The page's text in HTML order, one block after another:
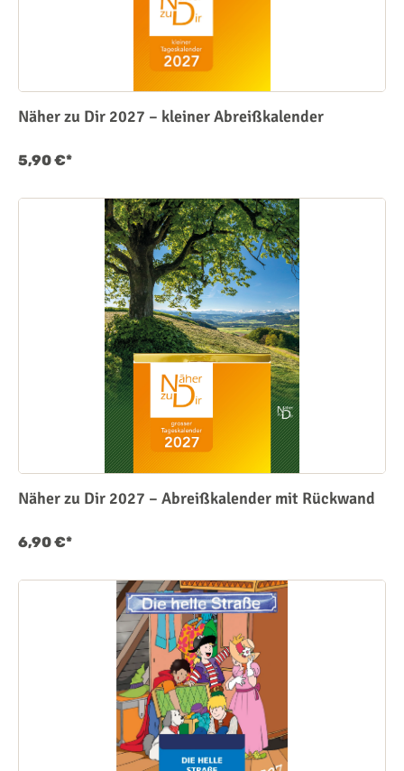
Näher zu Dir 2027 – kleiner Abreißkalender
5,90 €*
Näher zu Dir 2027 – Abreißkalender mit Rückwand
6,90 €*